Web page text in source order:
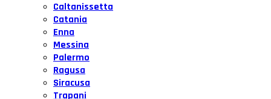
Caltanissetta
Catania
Enna
Messina
Palermo
Ragusa
Siracusa
Trapani